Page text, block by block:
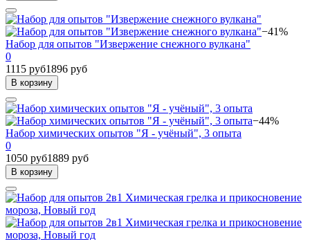
−41%
Набор для опытов "Извержение снежного вулкана"
0
1115 руб1896 руб
В корзину
−44%
Набор химических опытов "Я - учёный", 3 опыта
0
1050 руб1889 руб
В корзину